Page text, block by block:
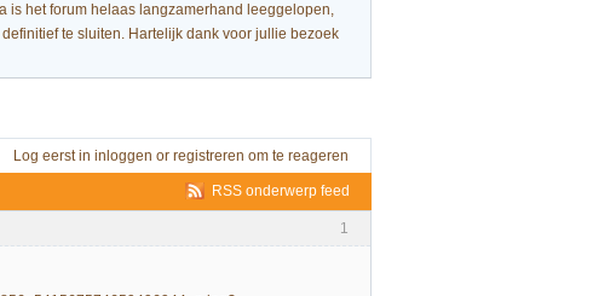
is het forum helaas langzamerhand leeggelopen,
te sluiten. Hartelijk dank voor jullie bezoek
Log eerst in inloggen or registreren om te reageren
RSS onderwerp feed
1